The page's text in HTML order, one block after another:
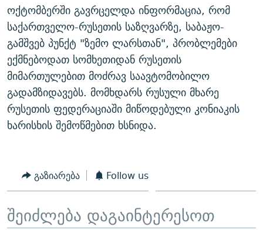
ოქტომბერში გავრცელდა ინფორმაცია, რომ
საქართველო-რუსეთის საზღვარზე, საბაჟო-
გამშვებ პუნქტ "ზემო ლარსთან", პრობლემები
ექმნებოდათ სომხეთიდან რუსეთის
მიმართულებით მოძრავ საავტომობილო
გადამზიდავებს. მომხდარს რუსული მხარე
რუსეთის ფედერაციაში მიწოდებული კონიაკის
ხარისხის შემოწმებით ხსნიდა.
გაზიარება Follow us
შეიძლება დაგაინტერესოთ